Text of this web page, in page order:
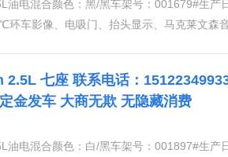
镜-自动折叠，带记忆功能，加热和防眩光电
方便关闭/打开侧门电动门·电子门锁休息室
椅:VIP座椅(电动调节，带按摩功能)第三排
座椅;第二排座椅:1苯胺真皮革(与麂皮结合)
(驾驶员)第三排座椅:舒适的水平折叠功能前
三排座椅通道系统(手动步入式)前后加热座
油电混合颜色：黑/黑车架号：001679#生产
车影像、电吸门、抬头显示、马克莱文森
测、上坡辅助
2.5L 七座 联系电话：
金发车 大商无欺 无隐藏消费
油电混合颜色：白/黑车架号：001897#生产